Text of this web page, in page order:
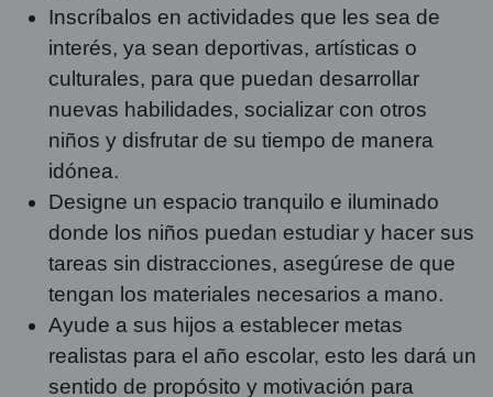
Inscríbalos en actividades que les sea de
interés, ya sean deportivas, artísticas o
culturales, para que puedan desarrollar
nuevas habilidades, socializar con otros
niños y disfrutar de su tiempo de manera
idónea.
Designe un espacio tranquilo e iluminado
donde los niños puedan estudiar y hacer sus
tareas sin distracciones, asegúrese de que
tengan los materiales necesarios a mano.
Ayude a sus hijos a establecer metas
realistas para el año escolar, esto les dará un
sentido de propósito y motivación para